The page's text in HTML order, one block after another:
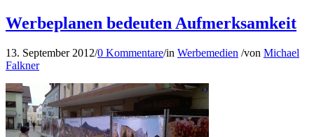
Werbeplanen bedeuten Aufmerksamkeit
13. September 2012/0 Kommentare/in Werbemedien /von Michael
Falkner